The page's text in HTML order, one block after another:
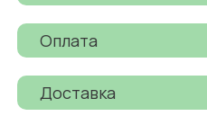
Оплата
Доставка